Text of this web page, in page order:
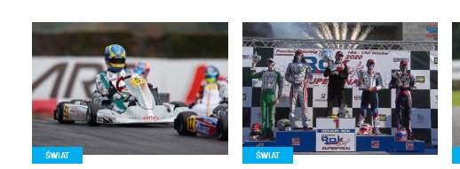
READ MORE
ŚWIAT
READ MORE
ŚWIAT